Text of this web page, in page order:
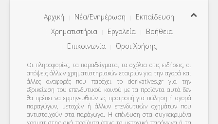
Αρχική Νέα/Ενημέρωση
Εκπαίδευση
Χρηματιστήρια
Εργαλεία
Βοήθεια
Επικοινωνία
Όροι Χρήσης
Οι πληροφορίες, τα παραδείγματα, τα σχόλια στις ειδήσεις, οι
απόψεις άλλων χρηματιστηριακών εταιριών για την αγορά και
άλλες αναφορές που παρέχει το derivatives.gr για την
εξοικείωση του επενδυτικού κοινού με τα προϊόντα αυτά δεν
θα πρέπει να ερμηνευθούν ως προτροπή για πώληση ή αγορά
παραγώγων, μετοχών ή άλλων επενδυτικών οχημάτων που
αντιστοιχούν στα παράγωγα. Η επένδυση στα συγκεκριμένα